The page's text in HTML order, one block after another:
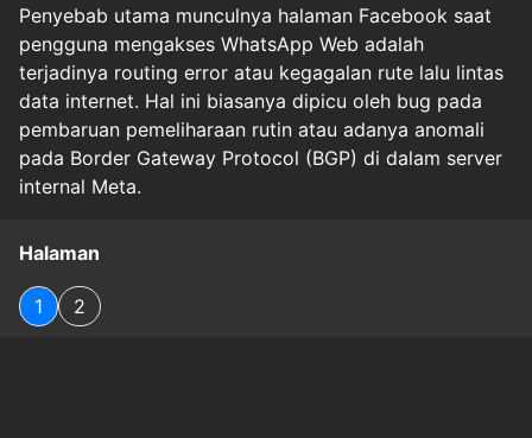
Penyebab utama munculnya halaman Facebook saat
pengguna mengakses WhatsApp Web adalah
terjadinya routing error atau kegagalan rute lalu lintas
data internet. Hal ini biasanya dipicu oleh bug pada
pembaruan pemeliharaan rutin atau adanya anomali
pada Border Gateway Protocol (BGP) di dalam server
internal Meta.
Halaman
1 2